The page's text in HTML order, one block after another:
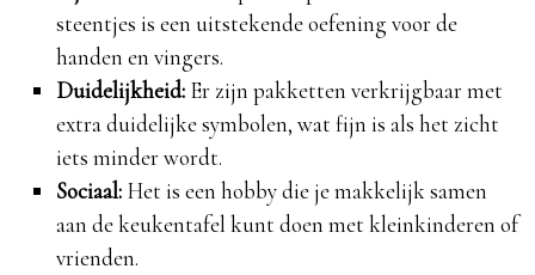
steentjes is een uitstekende oefening voor de
handen en vingers.
Duidelijkheid:Er zijn pakketten verkrijgbaar met
extra duidelijke symbolen, wat fijn is als het zicht
iets minder wordt.
Sociaal:Het is een hobby die je makkelijk samen
aan de keukentafel kunt doen met kleinkinderen of
vrienden.